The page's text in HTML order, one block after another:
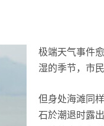
极端天气事件
湿的季节，市
但身处海滩同
石於潮退时露